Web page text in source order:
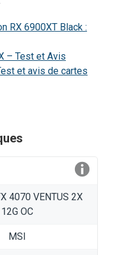
RX 6900XT Black :
– Test et Avis
et avis de cartes
4070 VENTUS 2X
12G OC
MSI